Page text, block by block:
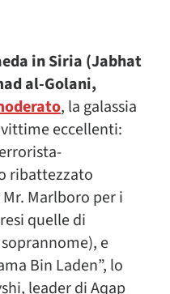
in Siria (Jabhat
al-Golani,
, la galassia
eccellenti:
ribattezzato
Marlboro per i
quelle di
e
Bin Laden”, lo
leader di Aqap